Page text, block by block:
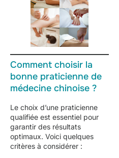
Comment choisir la
bonne praticienne de
médecine chinoise ?
Le choix d’une praticienne
qualifiée est essentiel pour
garantir des résultats
optimaux. Voici quelques
critères à considérer :